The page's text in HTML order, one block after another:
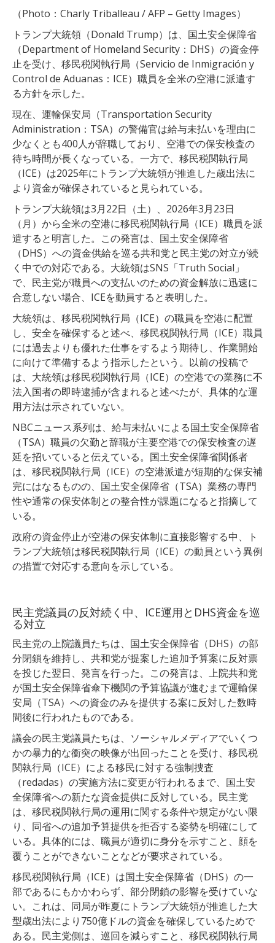
（Photo：Charly Triballeau / AFP – Getty Images）
トランプ大統領（Donald Trump）は、国土安全保障省
（Department of Homeland Security：DHS）の資金停
止を受け、移民税関執行局（Servicio de Inmigración y
Control de Aduanas：ICE）職員を全米の空港に派遣す
る方針を示した。
現在、運輸保安局（Transportation Security
Administration：TSA）の警備官は給与未払いを理由に
少なくとも400人が辞職しており、空港での保安検査の
待ち時間が長くなっている。一方で、移民税関執行局
（ICE）は2025年にトランプ大統領が推進した歳出法に
より資金が確保されていると見られている。
トランプ大統領は3月22日（土）、2026年3月23日
（月）から全米の空港に移民税関執行局（ICE）職員を派
遣すると明言した。この発言は、国土安全保障省
（DHS）への資金供給を巡る共和党と民主党の対立が続
く中での対応である。大統領はSNS「Truth Social」
で、民主党が職員への支払いのための資金解放に迅速に
合意しない場合、ICEを動員すると表明した。
大統領は、移民税関執行局（ICE）の職員を空港に配置
し、安全を確保すると述べ、移民税関執行局（ICE）職員
には過去よりも優れた仕事をするよう期待し、作業開始
に向けて準備するよう指示したという。以前の投稿で
は、大統領は移民税関執行局（ICE）の空港での業務に不
法入国者の即時逮捕が含まれると述べたが、具体的な運
用方法は示されていない。
NBCニュース系列は、給与未払いによる国土安全保障省
（TSA）職員の欠勤と辞職が主要空港での保安検査の遅
延を招いていると伝えている。国土安全保障省関係者
は、移民税関執行局（ICE）の空港派遣が短期的な保安補
完にはなるものの、国土安全保障省（TSA）業務の専門
性や通常の保安体制との整合性が課題になると指摘して
いる。
政府の資金停止が空港の保安体制に直接影響する中、ト
ランプ大統領は移民税関執行局（ICE）の動員という異例
の措置で対応する意向を示している。
民主党議員の反対続く中、ICE運用とDHS資金を巡
る対立
民主党の上院議員たちは、国土安全保障省（DHS）の部
分閉鎖を維持し、共和党が提案した追加予算案に反対票
を投じた翌日、発言を行った。この発言は、上院共和党
が国土安全保障省傘下機関の予算協議が進むまで運輸保
安局（TSA）への資金のみを提供する案に反対した数時
間後に行われたものである。
議会の民主党議員たちは、ソーシャルメディアでいくつ
かの暴力的な衝突の映像が出回ったことを受け、移民税
関執行局（ICE）による移民に対する強制捜査
（redadas）の実施方法に変更が行われるまで、国土安
全保障省への新たな資金提供に反対している。民主党
は、移民税関執行局の運用に関する条件や規定がない限
り、同省への追加予算提供を拒否する姿勢を明確にして
いる。具体的には、職員が適切に身分を示すこと、顔を
覆うことができないことなどが要求されている。
移民税関執行局（ICE）は国土安全保障省（DHS）の一
部であるにもかかわらず、部分閉鎖の影響を受けていな
い。これは、同局が昨夏にトランプ大統領が推進した大
型歳出法により750億ドルの資金を確保しているためで
ある。民主党側は、巡回を減らすこと、移民税関執行局